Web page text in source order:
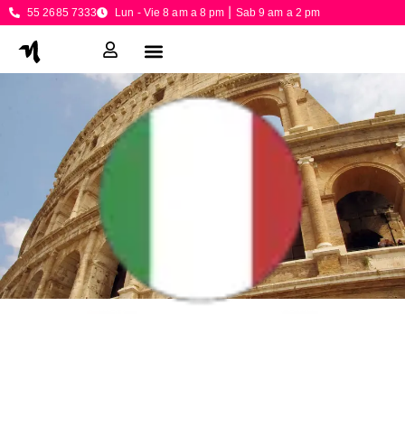
55 2685 7333 Lun - Vie 8 am a 8 pm ⎮ Sab 9 am a 2 pm